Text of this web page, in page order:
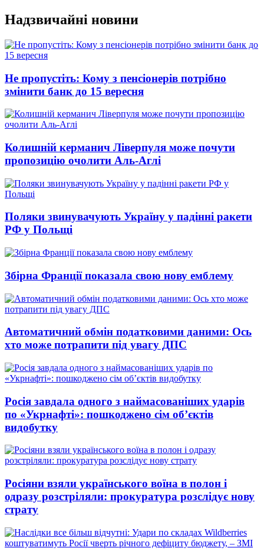
Перейти
до
вмісту
Надзвичайні новини
Не пропустіть: Кому з пенсіонерів потрібно
змінити банк до 15 вересня
Колишній керманич Ліверпуля може почути
пропозицію очолити Аль-Аглі
Поляки звинувачують Україну у падінні ракети
РФ у Польщі
Збірна Франції показала свою нову емблему
Автоматичний обмін податковими даними: Ось
хто може потрапити під увагу ДПС
Росія завдала одного з наймасованіших ударів
по «Укрнафті»: пошкоджено сім об’єктів
видобутку
Росіяни взяли українського воїна в полон і
одразу розстріляли: прокуратура розслідує нову
страту